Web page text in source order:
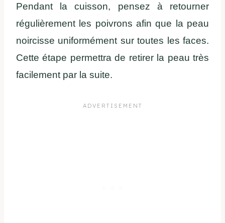
Pendant la cuisson, pensez à retourner
régulièrement les poivrons afin que la peau
noircisse uniformément sur toutes les faces.
Cette étape permettra de retirer la peau très
facilement par la suite.